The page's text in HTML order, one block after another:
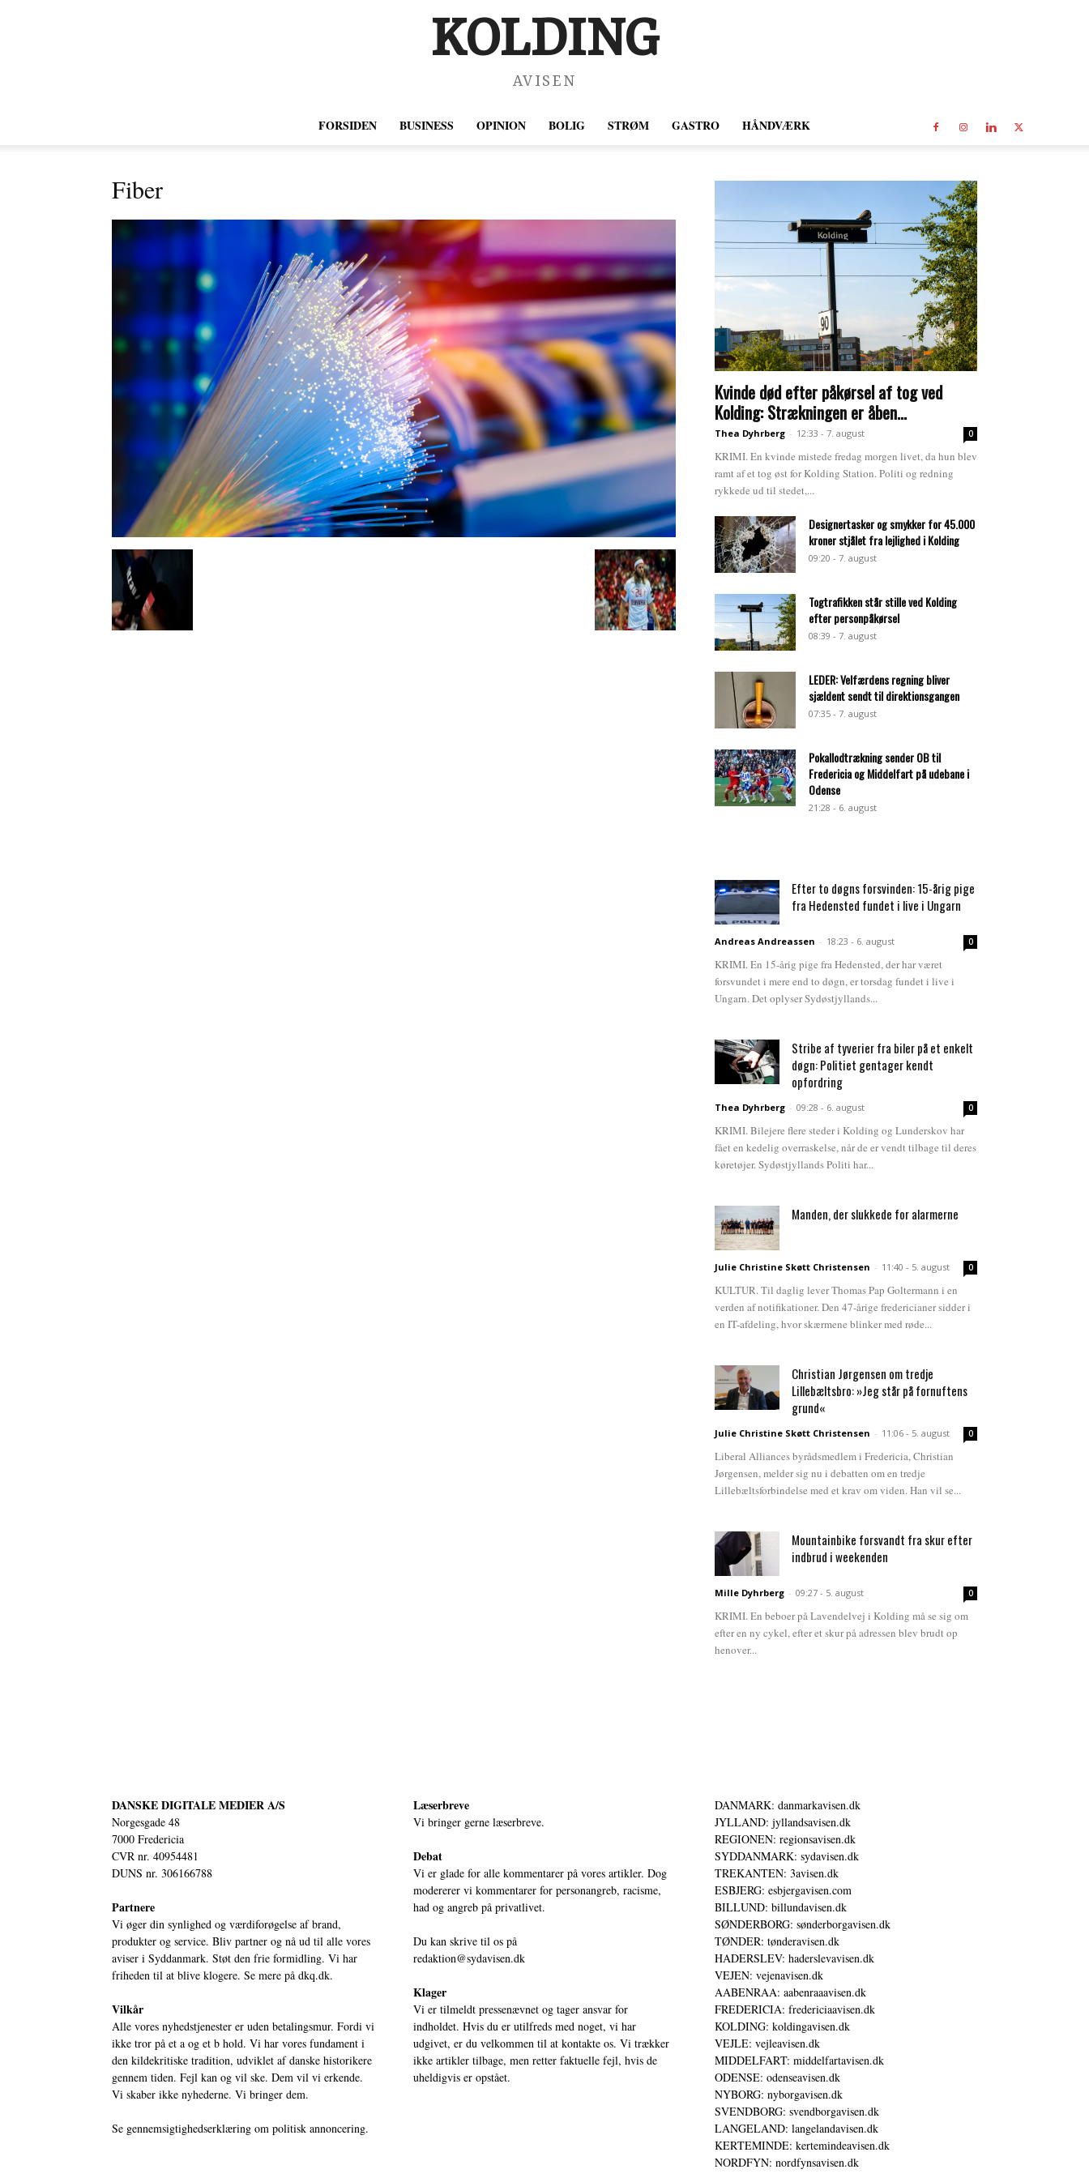
KOLDING
AVISEN
FORSIDEN BUSINESS OPINION BOLIG STRØM GASTRO HÅNDVÆRK
Fiber
Kvinde død efter påkørsel af tog ved
Kolding: Strækningen er åben...
Thea Dyhrberg - 12:33 - 7. august 0
KRIMI. En kvinde mistede fredag morgen livet, da hun blev
ramt af et tog øst for Kolding Station. Politi og redning
rykkede ud til stedet,...
Designertasker og smykker for 45.000
kroner stjålet fra lejlighed i Kolding
09:20 - 7. august
Togtrafikken står stille ved Kolding
efter personpåkørsel
08:39 - 7. august
LEDER: Velfærdens regning bliver
sjældent sendt til direktionsgangen
07:35 - 7. august
Pokallodtrækning sender OB til
Fredericia og Middelfart på udebane i
Odense
21:28 - 6. august
Efter to døgns forsvinden: 15-årig pige
fra Hedensted fundet i live i Ungarn
Andreas Andreassen - 18:23 - 6. august 0
KRIMI. En 15-årig pige fra Hedensted, der har været
forsvundet i mere end to døgn, er torsdag fundet i live i
Ungarn. Det oplyser Sydøstjyllands...
Stribe af tyverier fra biler på et enkelt
døgn: Politiet gentager kendt
opfordring
Thea Dyhrberg - 09:28 - 6. august 0
KRIMI. Bilejere flere steder i Kolding og Lunderskov har
fået en kedelig overraskelse, når de er vendt tilbage til deres
køretøjer. Sydøstjyllands Politi har...
Manden, der slukkede for alarmerne
Julie Christine Skøtt Christensen - 11:40 - 5. august 0
KULTUR. Til daglig lever Thomas Pap Goltermann i en
verden af notifikationer. Den 47-årige fredericianer sidder i
en IT-afdeling, hvor skærmene blinker med røde...
Christian Jørgensen om tredje
Lillebæltsbro: »Jeg står på fornuftens
grund«
Julie Christine Skøtt Christensen - 11:06 - 5. august 0
Liberal Alliances byrådsmedlem i Fredericia, Christian
Jørgensen, melder sig nu i debatten om en tredje
Lillebæltsforbindelse med et krav om viden. Han vil se...
Mountainbike forsvandt fra skur efter
indbrud i weekenden
Mille Dyhrberg - 09:27 - 5. august 0
KRIMI. En beboer på Lavendelvej i Kolding må se sig om
efter en ny cykel, efter et skur på adressen blev brudt op
henover...
DANSKE DIGITALE MEDIER A/S
Norgesgade 48
7000 Fredericia
CVR nr. 40954481
DUNS nr. 306166788
Partnere
Vi øger din synlighed og værdiforøgelse af brand,
produkter og service. Bliv partner og nå ud til alle vores
aviser i Syddanmark. Støt den frie formidling. Vi har
friheden til at blive klogere. Se mere på dkq.dk.
Vilkår
Alle vores nyhedstjenester er uden betalingsmur. Fordi vi
ikke tror på et a og et b hold. Vi har vores fundament i
den kildekritiske tradition, udviklet af danske historikere
gennem tiden. Fejl kan og vil ske. Dem vil vi erkende.
Vi skaber ikke nyhederne. Vi bringer dem.
Se gennemsigtighedserklæring om politisk annoncering.
Læserbreve
Vi bringer gerne læserbreve.
Debat
Vi er glade for alle kommentarer på vores artikler. Dog
modererer vi kommentarer for personangreb, racisme,
had og angreb på privatlivet.
Du kan skrive til os på
redaktion@sydavisen.dk
Klager
Vi er tilmeldt pressenævnet og tager ansvar for
indholdet. Hvis du er utilfreds med noget, vi har
udgivet, er du velkommen til at kontakte os. Vi trækker
ikke artikler tilbage, men retter faktuelle fejl, hvis de
uheldigvis er opstået.
DANMARK: danmarkavisen.dk
JYLLAND: jyllandsavisen.dk
REGIONEN: regionsavisen.dk
SYDDANMARK: sydavisen.dk
TREKANTEN: 3avisen.dk
ESBJERG: esbjergavisen.com
BILLUND: billundavisen.dk
SØNDERBORG: sønderborgavisen.dk
TØNDER: tønderavisen.dk
HADERSLEV: haderslevavisen.dk
VEJEN: vejenavisen.dk
AABENRAA: aabenraaavisen.dk
FREDERICIA: fredericiaavisen.dk
KOLDING: koldingavisen.dk
VEJLE: vejleavisen.dk
MIDDELFART: middelfartavisen.dk
ODENSE: odenseavisen.dk
NYBORG: nyborgavisen.dk
SVENDBORG: svendborgavisen.dk
LANGELAND: langelandavisen.dk
KERTEMINDE: kertemindeavisen.dk
NORDFYN: nordfynsavisen.dk